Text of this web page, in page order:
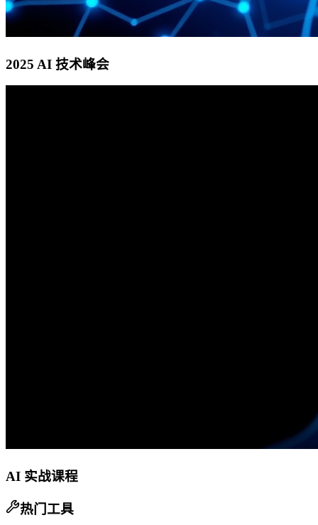
2025 AI 技术峰会
AI 实战课程
热门工具